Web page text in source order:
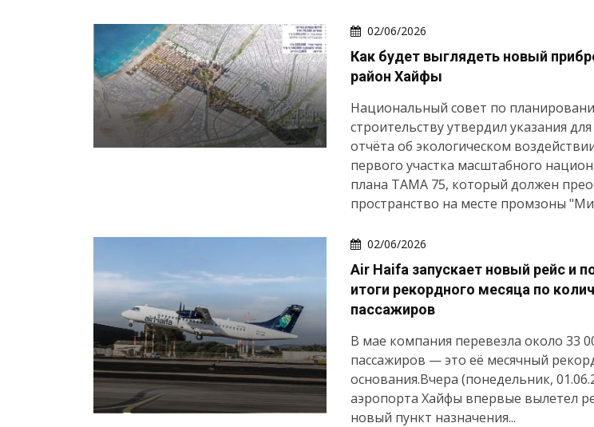
02/06/2026
Как будет выглядеть новый
район Хайфы
Национальный совет по
строительству утвердил указания
отчёта об экологическом
первого участка масштабного
плана ТАМА 75, который должен
пространство на месте промзоны
02/06/2026
Air Haifa запускает новый рейс и
итоги рекордного месяца по
пассажиров
В мае компания перевезла около 33
пассажиров — это её месячный
основания.Вчера (понедельник,
аэропорта Хайфы впервые вылетел
новый пункт назначения...